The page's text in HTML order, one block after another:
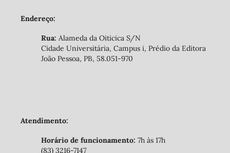
Endereço:
Rua: Alameda da Oiticica S/N
Cidade Universitária, Campus i, Prédio da Editora
João Pessoa, PB, 58.051-970
Atendimento:
Horário de funcionamento: 7h às 17h
(83) 3216-7147